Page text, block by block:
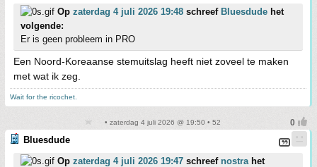
Op zaterdag 4 juli 2026 19:48 schreef Bluesdude het
volgende:
Er is geen probleem in PRO
Een Noord-Koreaanse stemuitslag heeft niet zoveel te maken
met wat ik zeg.
Wait for the ricochet.
• zaterdag 4 juli 2026 @ 19:50 • 52
Bluesdude
Op zaterdag 4 juli 2026 19:47 schreef nostrahet